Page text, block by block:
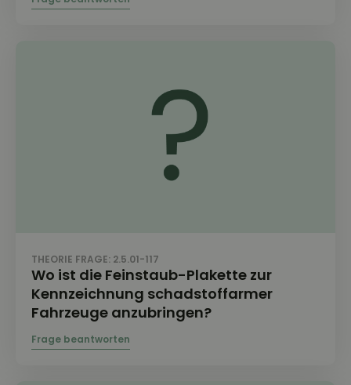
THEORIE FRAGE: 2.5.01-117
Wo ist die Feinstaub-Plakette zur
Kennzeichnung schadstoffarmer
Fahrzeuge anzubringen?